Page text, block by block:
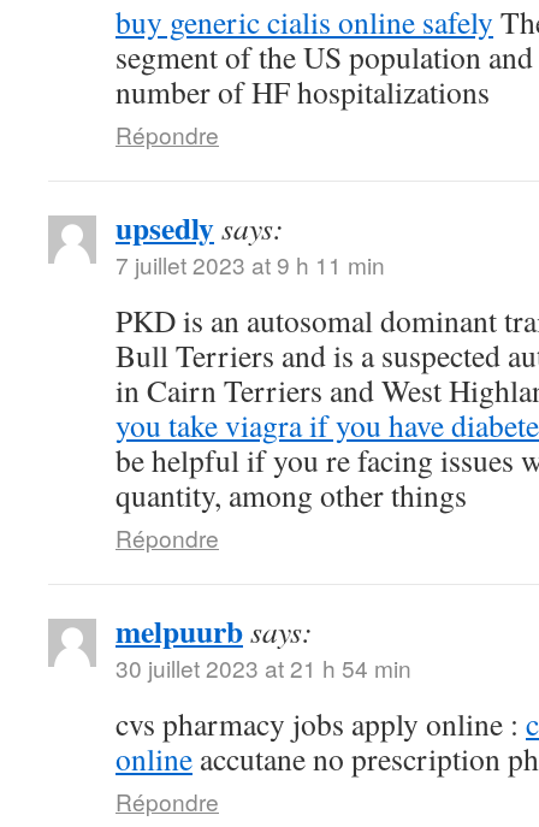
buy generic cialis online safely
segment of the US population
number of HF hospitalizations
Répondre
upsedlysays:
7 juillet 2023 at 9 h 11 min
PKD is an autosomal dominant
Bull Terriers and is a suspected
in Cairn Terriers and West
you take viagra if you have
be helpful if you re facing issues
quantity, among other things
Répondre
melpuurbsays:
30 juillet 2023 at 21 h 54 min
cvs pharmacy jobs apply online :
online accutane no prescription
Répondre